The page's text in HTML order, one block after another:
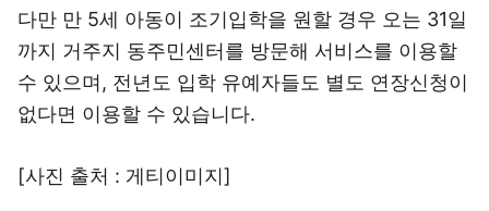
다만 만 5세 아동이 조기입학을 원할 경우 오는 31일
까지 거주지 동주민센터를 방문해 서비스를 이용할
수 있으며, 전년도 입학 유예자들도 별도 연장신청이
없다면 이용할 수 있습니다.
[사진 출처 : 게티이미지]